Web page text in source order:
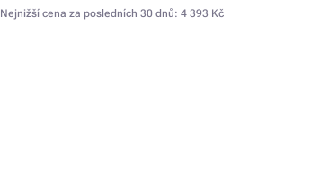
Nejnižší cena za posledních 30 dnů: 4 393 Kč